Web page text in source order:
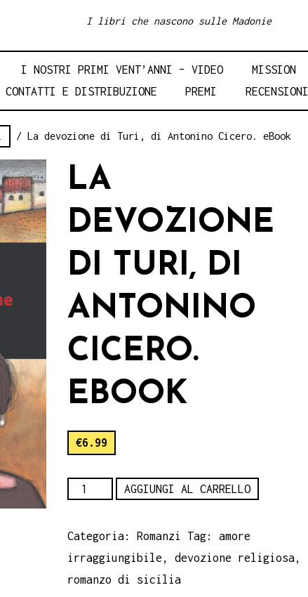
I libri che nascono sulle Madonie
I NOSTRI PRIMI VENT’ANNI – VIDEO MISSION
CONTATTI E DISTRIBUZIONE
PREMI RECENSIONI
/ La devozione di Turi, di Antonino Cicero. eBook
LA
DEVOZIONE
DI TURI, DI
ANTONINO
CICERO.
EBOOK
€6.99
di
Turi,
di
AGGIUNGI AL CARRELLO
Categoria: Romanzi Tag: amore
irraggiungibile , devozione religiosa,
romanzo di sicilia